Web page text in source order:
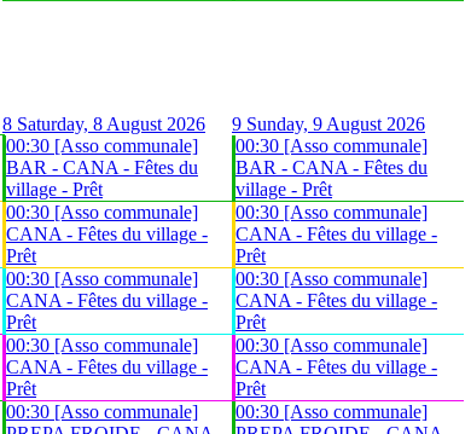
8 Saturday, 8 August 2026
00:30 [Asso communale]
BAR - CANA - Fêtes du
village - Prêt
00:30 [Asso communale]
CANA - Fêtes du village -
Prêt
00:30 [Asso communale]
CANA - Fêtes du village -
Prêt
00:30 [Asso communale]
CANA - Fêtes du village -
Prêt
00:30 [Asso communale]
9 Sunday, 9 August 2026
00:30 [Asso communale]
BAR - CANA - Fêtes du
village - Prêt
00:30 [Asso communale]
CANA - Fêtes du village -
Prêt
00:30 [Asso communale]
CANA - Fêtes du village -
Prêt
00:30 [Asso communale]
CANA - Fêtes du village -
Prêt
00:30 [Asso communale]